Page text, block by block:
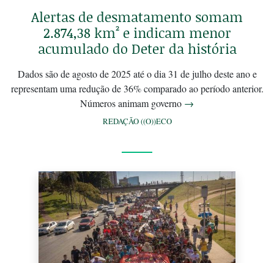
Alertas de desmatamento somam
2.874,38 km² e indicam menor
acumulado do Deter da história
Dados são de agosto de 2025 até o dia 31 de julho deste ano e
representam uma redução de 36% comparado ao período anterior.
Números animam governo →
REDAÇÃO ((O))ECO